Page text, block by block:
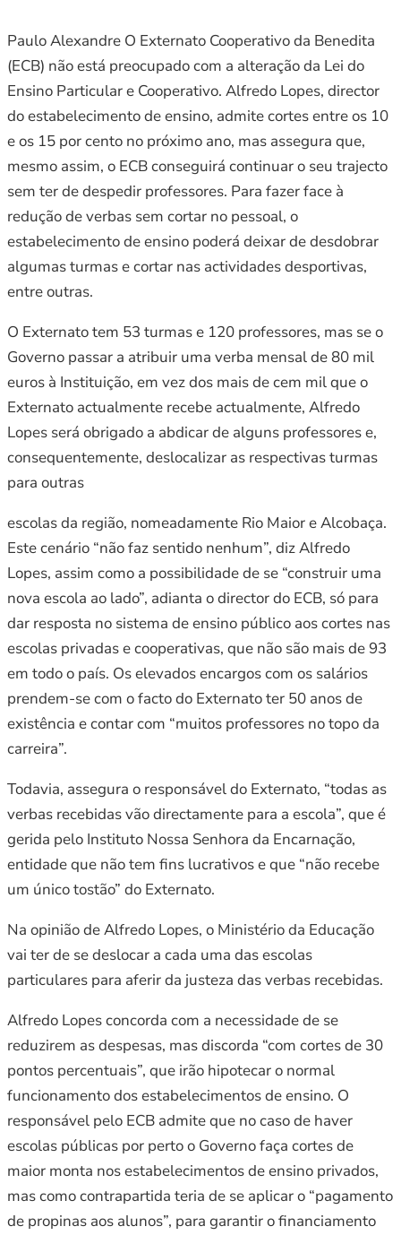
Paulo Alexandre O Externato Cooperativo da Benedita
(ECB) não está preocupado com a alteração da Lei do
Ensino Particular e Cooperativo. Alfredo Lopes, director
do estabelecimento de ensino, admite cortes entre os 10
e os 15 por cento no próximo ano, mas assegura que,
mesmo assim, o ECB conseguirá continuar o seu trajecto
sem ter de despedir professores. Para fazer face à
redução de verbas sem cortar no pessoal, o
estabelecimento de ensino poderá deixar de desdobrar
algumas turmas e cortar nas actividades desportivas,
entre outras.
O Externato tem 53 turmas e 120 professores, mas se o
Governo passar a atribuir uma verba mensal de 80 mil
euros à Instituição, em vez dos mais de cem mil que o
Externato actualmente recebe actualmente, Alfredo
Lopes será obrigado a abdicar de alguns professores e,
consequentemente, deslocalizar as respectivas turmas
para outras
escolas da região, nomeadamente Rio Maior e Alcobaça.
Este cenário “não faz sentido nenhum”, diz Alfredo
Lopes, assim como a possibilidade de se “construir uma
nova escola ao lado”, adianta o director do ECB, só para
dar resposta no sistema de ensino público aos cortes nas
escolas privadas e cooperativas, que não são mais de 93
em todo o país. Os elevados encargos com os salários
prendem-se com o facto do Externato ter 50 anos de
existência e contar com “muitos professores no topo da
carreira”.
Todavia, assegura o responsável do Externato, “todas as
verbas recebidas vão directamente para a escola”, que é
gerida pelo Instituto Nossa Senhora da Encarnação,
entidade que não tem fins lucrativos e que “não recebe
um único tostão” do Externato.
Na opinião de Alfredo Lopes, o Ministério da Educação
vai ter de se deslocar a cada uma das escolas
particulares para aferir da justeza das verbas recebidas.
Alfredo Lopes concorda com a necessidade de se
reduzirem as despesas, mas discorda “com cortes de 30
pontos percentuais”, que irão hipotecar o normal
funcionamento dos estabelecimentos de ensino. O
responsável pelo ECB admite que no caso de haver
escolas públicas por perto o Governo faça cortes de
maior monta nos estabelecimentos de ensino privados,
mas como contrapartida teria de se aplicar o “pagamento
de propinas aos alunos”, para garantir o financiamento